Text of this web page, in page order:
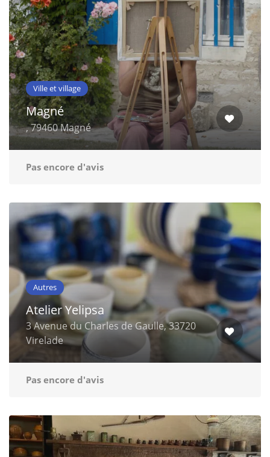
Ville et village
Magné
, 79460 Magné
Pas encore d'avis
Autres
Atelier Yelipsa
3 Avenue du Charles de Gaulle, 33720
Virelade
Pas encore d'avis